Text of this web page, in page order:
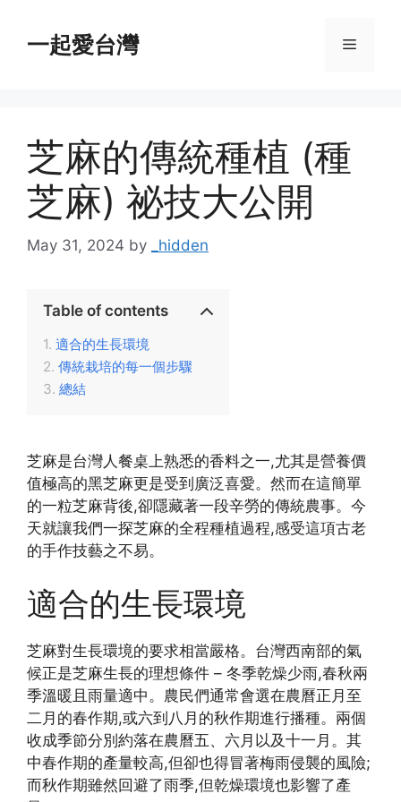
content一起愛台灣 Menu
芝麻的傳統種植 (種
芝麻) 祕技大公開
May 31, 2024 by _hidden
Table of contents
適合的生長環境
傳統栽培的每一個步驟
總結
芝麻是台灣人餐桌上熟悉的香料之一,尤其是營養價
值極高的黑芝麻更是受到廣泛喜愛。然而在這簡單
的一粒芝麻背後,卻隱藏著一段辛勞的傳統農事。今
天就讓我們一探芝麻的全程種植過程,感受這項古老
的手作技藝之不易。
適合的生長環境
芝麻對生長環境的要求相當嚴格。台灣西南部的氣
候正是芝麻生長的理想條件 – 冬季乾燥少雨,春秋兩
季溫暖且雨量適中。農民們通常會選在農曆正月至
二月的春作期,或六到八月的秋作期進行播種。兩個
收成季節分別約落在農曆五、六月以及十一月。其
中春作期的產量較高,但卻也得冒著梅雨侵襲的風險;
而秋作期雖然回避了雨季,但乾燥環境也影響了產